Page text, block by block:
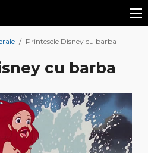
/ Printesele Disney cu barba
cu barba